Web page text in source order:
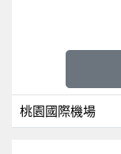
桃園國際機場